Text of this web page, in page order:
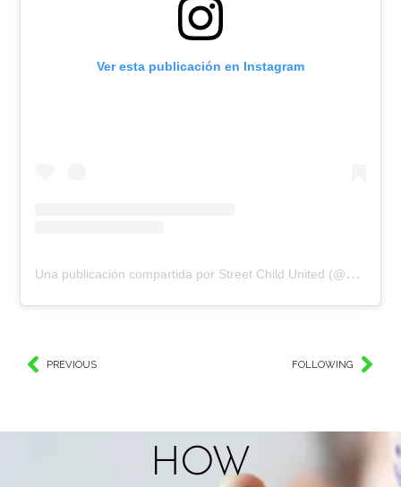
Ver esta publicación en Instagram
Una publicación compartida por Street Child United (@streetchildutd)
PREVIOUS FOLLOWING
HOW